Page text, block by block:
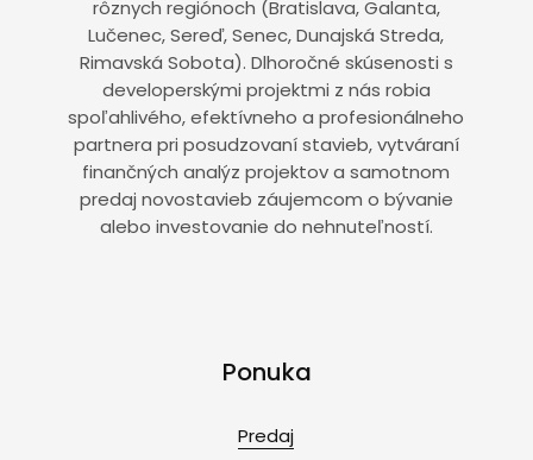
rôznych regiónoch (Bratislava, Galanta,
Lučenec, Sereď, Senec, Dunajská Streda,
Rimavská Sobota). Dlhoročné skúsenosti s
developerskými projektmi z nás robia
spoľahlivého, efektívneho a profesionálneho
partnera pri posudzovaní stavieb, vytváraní
finančných analýz projektov a samotnom
predaj novostavieb záujemcom o bývanie
alebo investovanie do nehnuteľností.
Ponuka
Predaj